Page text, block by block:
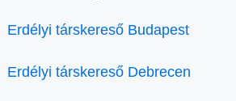
Erdélyi társkereső Budapest
Erdélyi társkereső Debrecen